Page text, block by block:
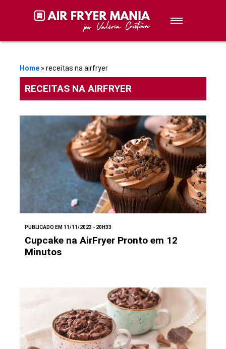
Sobremesas
Lanches
Stories de Receitas
Receitas
Home » receitas na airfryer
RECEITAS NA AIRFRYER
PUBLICADO EM 11/11/2023 - 20H33
Cupcake na AirFryer Pronto em 12
Minutos